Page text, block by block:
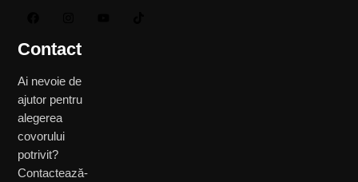
Contact
Ai nevoie de
ajutor pentru
alegerea
covorului
potrivit?
Contactează-